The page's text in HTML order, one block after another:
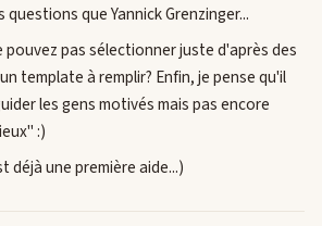
questions que Yannick Grenzinger...
pouvez pas sélectionner juste d'après des
template à remplir? Enfin, je pense qu'il
les gens motivés mais pas encore
:)
déjà une première aide...)